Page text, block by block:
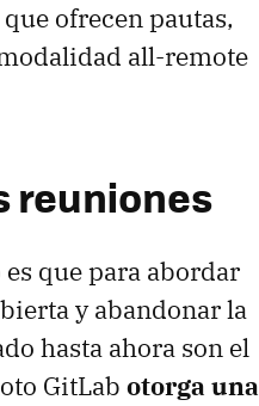
ofrecen pautas,
all-remote
reuniones
que para abordar
y abandonar la
hasta ahora son el
GitLab otorga una